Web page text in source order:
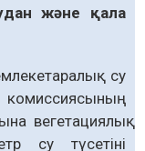
және қала
су
вегетациялық
су түсетіні